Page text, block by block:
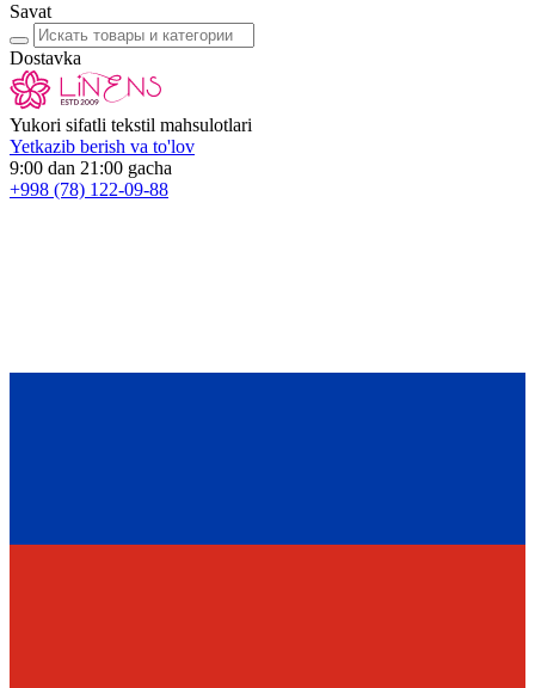
Savat
Dostavka
Yukori sifatli tekstil mahsulotlari
Yetkazib berish va to'lov
9:00 dan 21:00 gacha
+998 (78) 122-09-88